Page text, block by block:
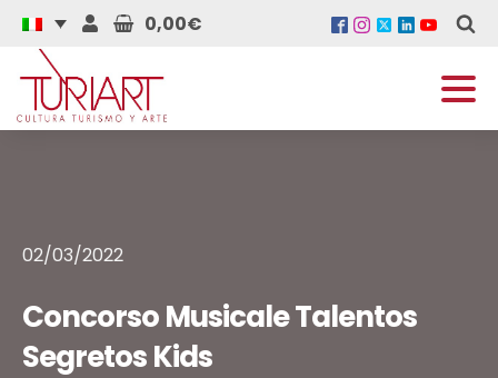
0,00€
02/03/2022
Concorso Musicale Talentos
Segretos Kids